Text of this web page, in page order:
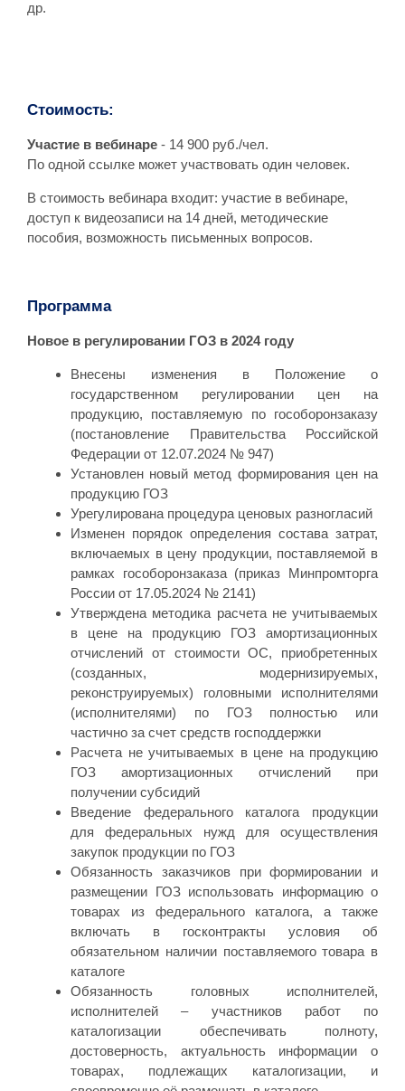
др.
Стоимость:
Участие в вебинаре - 14 900 руб./чел.
По одной ссылке может участвовать один человек.
В стоимость вебинара входит: участие в вебинаре,
доступ к видеозаписи на 14 дней, методические
пособия, возможность письменных вопросов.
Программа
Новое в регулировании ГОЗ в 2024 году
Внесены изменения в Положение о
государственном регулировании цен на
продукцию, поставляемую по гособоронзаказу
(постановление Правительства Российской
Федерации от 12.07.2024 № 947)
Установлен новый метод формирования цен на
продукцию ГОЗ
Урегулирована процедура ценовых разногласий
Изменен порядок определения состава затрат,
включаемых в цену продукции, поставляемой в
рамках гособоронзаказа (приказ Минпромторга
России от 17.05.2024 № 2141)
Утверждена методика расчета не учитываемых
в цене на продукцию ГОЗ амортизационных
отчислений от стоимости ОС, приобретенных
(созданных, модернизируемых,
реконструируемых) головными исполнителями
(исполнителями) по ГОЗ полностью или
частично за счет средств господдержки
Расчета не учитываемых в цене на продукцию
ГОЗ амортизационных отчислений при
получении субсидий
Введение федерального каталога продукции
для федеральных нужд для осуществления
закупок продукции по ГОЗ
Обязанность заказчиков при формировании и
размещении ГОЗ использовать информацию о
товарах из федерального каталога, а также
включать в госконтракты условия об
обязательном наличии поставляемого товара в
каталоге
Обязанность головных исполнителей,
исполнителей – участников работ по
каталогизации обеспечивать полноту,
достоверность, актуальность информации о
товарах, подлежащих каталогизации, и